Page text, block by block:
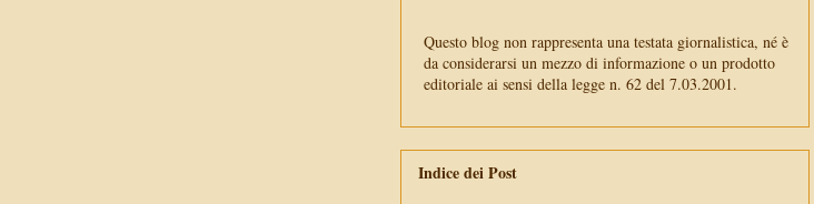
Questo blog non rappresenta una testata giornalistica, né è
da considerarsi un mezzo di informazione o un prodotto
editoriale ai sensi della legge n. 62 del 7.03.2001.
Indice dei Post